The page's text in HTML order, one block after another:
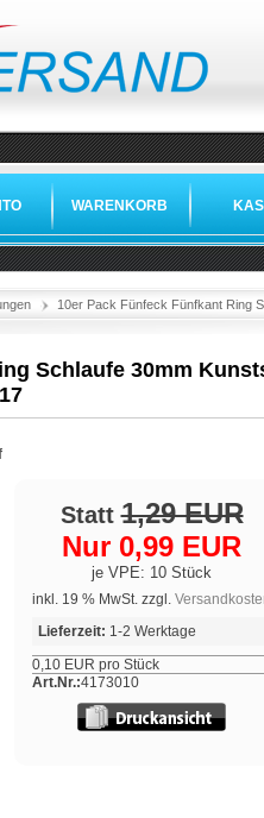
WARENKORB
10er Pack Fünfeck Fünfkant Ring
Schlaufe 30mm
Statt1,29 EUR
Nur 0,99 EUR
je VPE: 10 Stück
inkl. 19 % MwSt. zzgl.
Lieferzeit: 1-2 Werktage
0,10 EUR pro Stück
Art.Nr.:4173010